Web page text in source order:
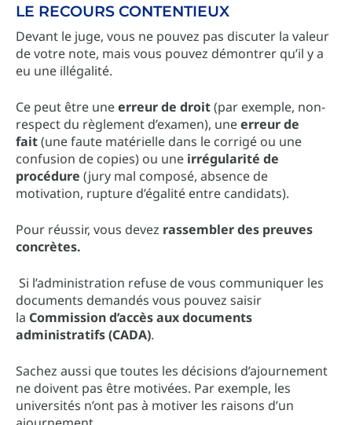
LE RECOURS CONTENTIEUX
Devant le juge, vous ne pouvez pas discuter la valeur
de votre note, mais vous pouvez démontrer qu’il y a
eu une illégalité.
Ce peut être uneerreur de droit(par exemple, non-
respect du règlement d’examen), uneerreur de
fait(une faute matérielle dans le corrigé ou une
confusion de copies) ou une irrégularité de
procédure (jury mal composé, absence de
motivation, rupture d’égalité entre candidats).
Pour réussir, vous devez rassembler des preuves
concrètes.
Si l’administration refuse de vous communiquer les
documents demandés vous pouvez saisir
la Commission d’accès aux documents
administratifs (CADA).
Sachez aussi que toutes les décisions d’ajournement
ne doivent pas être motivées. Par exemple, les
universités n’ont pas à motiver les raisons d’un